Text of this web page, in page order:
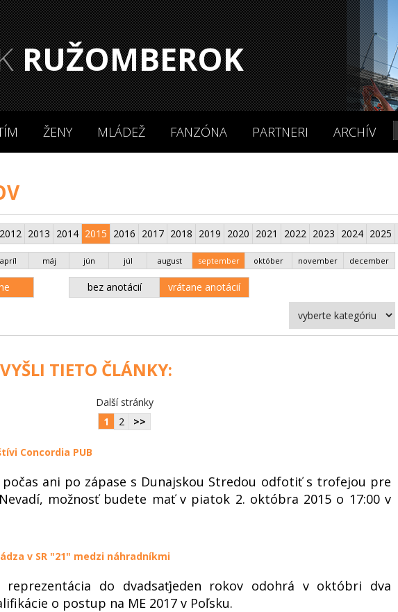
RUŽOMBEROK
ŽENY MLÁDEŽ FANZÓNA PARTNERI ARCHÍV
2012 2013 2014 2015 2016 2017 2018 2019 2020 2021 2022 2023 2024 2025
apríl máj jún júl august september október november december
bez anotácií vrátane anotácií
TIETO ČLÁNKY:
Další stránky
1
2 >>
Concordia PUB
ani po zápase s Dunajskou Stredou odfotiť s trofejou pre
možnosť budete mať v piatok 2. októbra 2015 o 17:00 v
v SR "21" medzi náhradníkmi
reprezentácia do dvadsaťjeden rokov odohrá v októbri dva
o postup na ME 2017 v Poľsku.